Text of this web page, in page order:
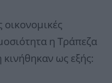
η Τράπεζα
ως εξής: